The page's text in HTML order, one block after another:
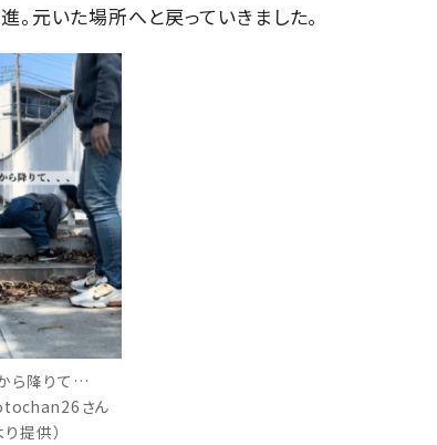
元いた場所へと戻っていきました。
ら降りて…
さん
り提供）